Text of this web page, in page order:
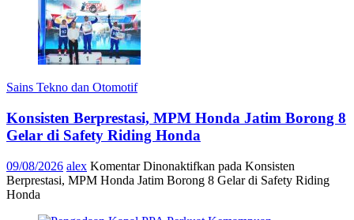
Sains Tekno dan Otomotif
Konsisten Berprestasi, MPM Honda Jatim Borong 8
Gelar di Safety Riding Honda
09/08/2026 alex Komentar Dinonaktifkan pada Konsisten
Berprestasi, MPM Honda Jatim Borong 8 Gelar di Safety Riding
Honda